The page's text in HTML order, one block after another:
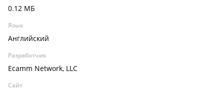
0.12 МБ
Язык
Английский
Разработчик
Ecamm Network, LLC
Сайт